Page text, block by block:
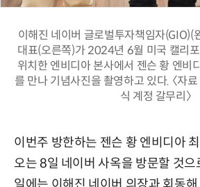
이해진 네이버 글로벌투자책임자(GIO)(
대표(오른쪽)가 2024년 6월 미국 캘리
위치한 엔비디아 본사에서 젠슨 황 엔비
를 만나 기념사진을 촬영하고 있다. 〈자
식 계정 갈무리〉
이번주 방한하는 젠슨 황 엔비디아
오는 8일 네이버 사옥을 방문할 것